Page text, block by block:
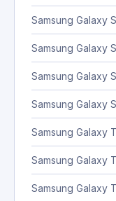
Samsung Galaxy
Samsung Galaxy
Samsung Galaxy
Samsung Galaxy
Samsung Galaxy
Samsung Galaxy
Samsung Galaxy